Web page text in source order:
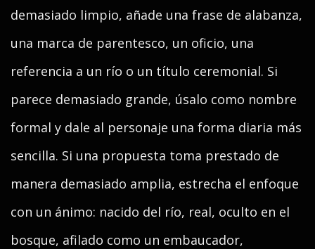
demasiado limpio, añade una frase de alabanza,
una marca de parentesco, un oficio, una
referencia a un río o un título ceremonial. Si
parece demasiado grande, úsalo como nombre
formal y dale al personaje una forma diaria más
sencilla. Si una propuesta toma prestado de
manera demasiado amplia, estrecha el enfoque
con un ánimo: nacido del río, real, oculto en el
bosque, afilado como un embaucador,